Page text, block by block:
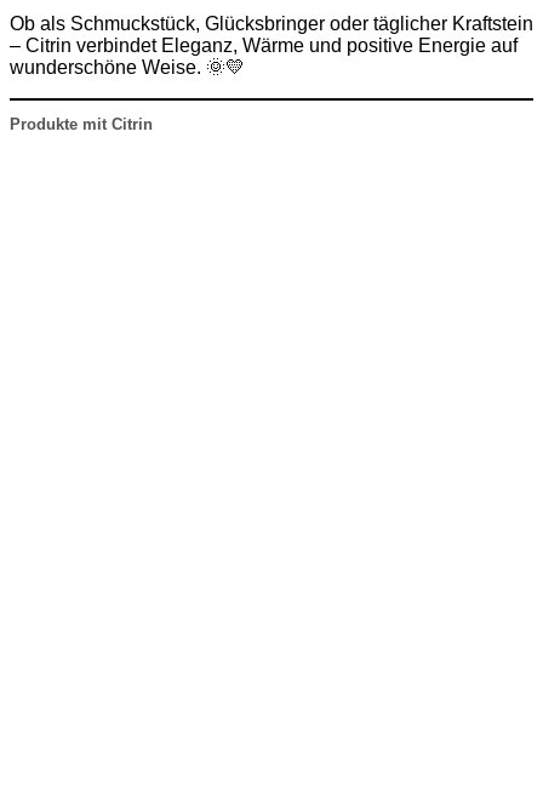
Ob als Schmuckstück, Glücksbringer oder täglicher Kraftstein
– Citrin verbindet Eleganz, Wärme und positive Energie auf
wunderschöne Weise. 🌞💛
Produkte mit Citrin